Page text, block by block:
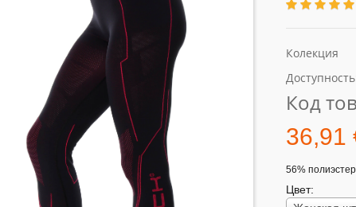
Колекция
Код
36,91
56%
Цвет: